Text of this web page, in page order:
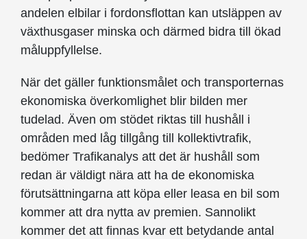
andelen elbilar i fordonsflottan kan utsläppen av
växthusgaser minska och därmed bidra till ökad
måluppfyllelse.
När det gäller funktionsmålet och transporternas
ekonomiska överkomlighet blir bilden mer
tudelad. Även om stödet riktas till hushåll i
områden med låg tillgång till kollektivtrafik,
bedömer Trafikanalys att det är hushåll som
redan är väldigt nära att ha de ekonomiska
förutsättningarna att köpa eller leasa en bil som
kommer att dra nytta av premien. Sannolikt
kommer det att finnas kvar ett betydande antal